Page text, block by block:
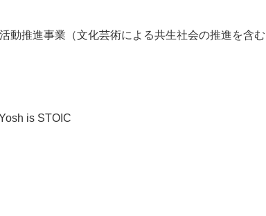
推進事業（文化芸術による共生社会の推進を含む
is STOIC